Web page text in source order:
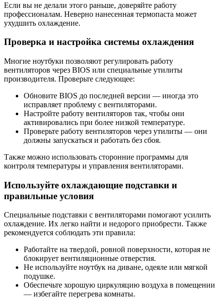
Если вы не делали этого раньше, доверяйте работу
профессионалам. Неверно нанесенная термопаста может
ухудшить охлаждение.
Проверка и настройка системы охлаждения
Многие ноутбуки позволяют регулировать работу
вентиляторов через BIOS или специальные утилиты
производителя. Проверьте следующее:
Обновите BIOS до последней версии — иногда это
исправляет проблему с вентиляторами.
Настройте работу вентиляторов так, чтобы они
активировались при более низкой температуре.
Проверьте работу вентиляторов через утилиты — они
должны запускаться и работать без сбоя.
Также можно использовать сторонние программы для
контроля температуры и управления вентиляторами.
Используйте охлаждающие подставки и
правильные условия
Специальные подставки с вентиляторами помогают усилить
охлаждение. Их легко найти и недорого приобрести. Также
рекомендуется соблюдать эти правила:
Работайте на твердой, ровной поверхности, которая не
блокирует вентиляционные отверстия.
Не используйте ноутбук на диване, одеяле или мягкой
подушке.
Обеспечьте хорошую циркуляцию воздуха в помещении
— избегайте перегрева комнаты.